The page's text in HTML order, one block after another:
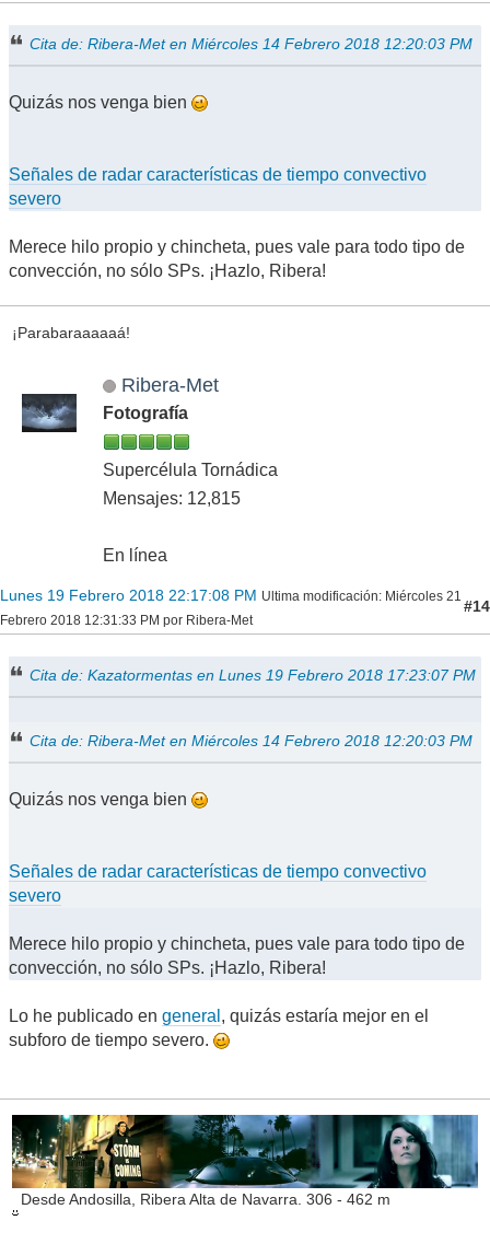
Cita de: Ribera-Met en Miércoles 14 Febrero 2018 12:20:03 PM
Quizás nos venga bien
Señales de radar características de tiempo convectivo
severo
Merece hilo propio y chincheta, pues vale para todo tipo de
convección, no sólo SPs. ¡Hazlo, Ribera!
¡Parabaraaaaaá!
Ribera-Met
Fotografía
Supercélula Tornádica
Mensajes: 12,815
En línea
Lunes 19 Febrero 2018 22:17:08 PM Ultima modificación: Miércoles 21
Febrero 2018 12:31:33 PM por Ribera-Met
#14
Cita de: Kazatormentas en Lunes 19 Febrero 2018 17:23:07 PM
Cita de: Ribera-Met en Miércoles 14 Febrero 2018 12:20:03 PM
Quizás nos venga bien
Señales de radar características de tiempo convectivo
severo
Merece hilo propio y chincheta, pues vale para todo tipo de
convección, no sólo SPs. ¡Hazlo, Ribera!
Lo he publicado en general , quizás estaría mejor en el
subforo de tiempo severo.
Desde Andosilla, Ribera Alta de Navarra. 306 - 462 m